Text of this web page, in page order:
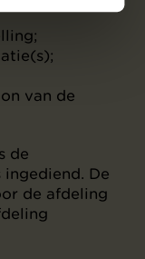
van de
de
De
de afdeling